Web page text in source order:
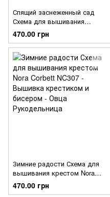
Спящий заснеженный сад
Схема для вышивания
крестом Nora Corbett NC309
470.00 грн
Зимние радости Схема для
вышивания крестом Nora
Corbett NC307
470.00 грн